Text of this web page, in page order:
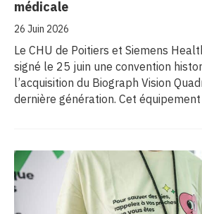
médicale
26 Juin 2026
Le CHU de Poitiers et Siemens
signé le 25 juin une convention
l’acquisition du Biograph Vision
dernière génération. Cet
l’excellence clinique et scientifique
Ce projet représente un
d’euros pour l’acquisition et
l’équipement au cœur même du